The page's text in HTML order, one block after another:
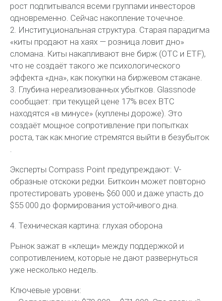
рост подпитывался всеми группами инвесторов
одновременно. Сейчас накопление точечное.
2. Институциональная структура. Старая парадигма
«киты продают на хаях — розница ловит дно»
сломана. Киты накапливают вне бирж (OTC и ETF),
что не создаёт такого же психологического
эффекта «дна», как покупки на биржевом стакане.
3. Глубина нереализованных убытков. Glassnode
сообщает: при текущей цене 17% всех BTC
находятся «в минусе» (куплены дороже). Это
создаёт мощное сопротивление при попытках
роста, так как многие стремятся выйти в безубыток
Эксперты Compass Point предупреждают: V-
образные отскоки редки. Биткоин может повторно
протестировать уровень $60 000 и даже упасть до
$55 000 до формирования устойчивого дна.
4. Техническая картина: глухая оборона
Рынок зажат в «клещи» между поддержкой и
сопротивлением, которые не дают развернуться
уже несколько недель.
Ключевые уровни: